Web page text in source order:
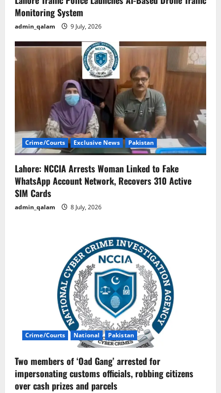
Monitoring System
admin_qalam 9 July, 2026
Crime/Courts Exclusive News Pakistan
Lahore: NCCIA Arrests Woman Linked to Fake
WhatsApp Account Network, Recovers 310 Active
SIM Cards
admin_qalam 8 July, 2026
Crime/Courts National Pakistan
Two members of ‘Oad Gang’ arrested for
impersonating customs officials, robbing citizens
over cash prizes and parcels